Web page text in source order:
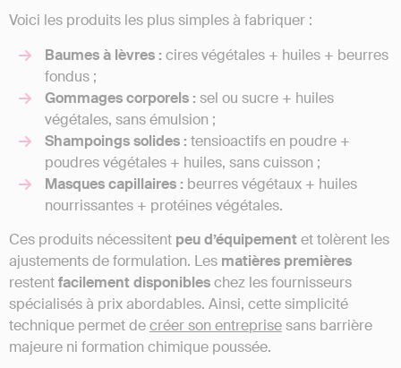
Voici les produits les plus simples à fabriquer :
Baumes à lèvres : cires végétales + huiles + beurres
fondus ;
Gommages corporels : sel ou sucre + huiles
végétales, sans émulsion ;
Shampoings solides : tensioactifs en poudre +
poudres végétales + huiles, sans cuisson ;
Masques capillaires : beurres végétaux + huiles
nourrissantes + protéines végétales.
Ces produits nécessitent peu d’équipementet tolèrent les
ajustements de formulation. Les matières premières
restentfacilement disponibleschez les fournisseurs
spécialisés à prix abordables. Ainsi, cette simplicité
technique permet decréer son entreprisesans barrière
majeure ni formation chimique poussée.